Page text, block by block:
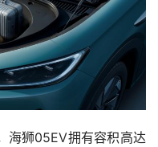
海狮05EV拥有容积高达